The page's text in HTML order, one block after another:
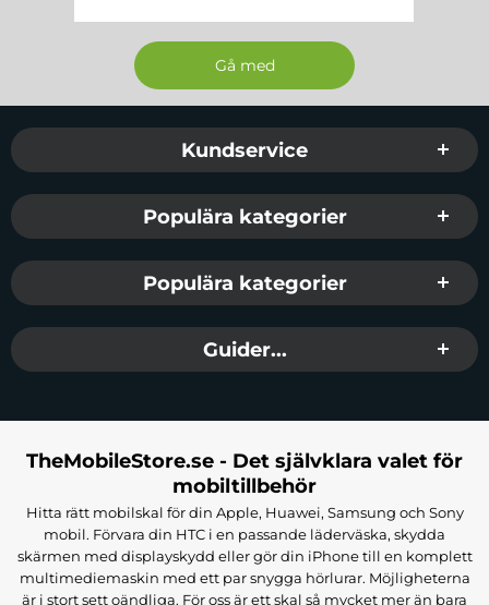
Sidfot Blandad info och länkar
Kundservice
Populära kategorier
Populära kategorier
Guider...
TheMobileStore.se - Det självklara valet för
mobiltillbehör
Hitta rätt mobilskal för din Apple, Huawei, Samsung och Sony
mobil. Förvara din HTC i en passande läderväska, skydda
skärmen med displayskydd eller gör din iPhone till en komplett
multimediemaskin med ett par snygga hörlurar. Möjligheterna
är i stort sett oändliga. För oss är ett skal så mycket mer än bara